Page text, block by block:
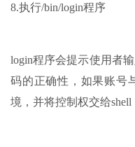
8.执行/bin/login程序
login程序会提示使用者
码的正确性，如果账号
境，并将控制权交给shell